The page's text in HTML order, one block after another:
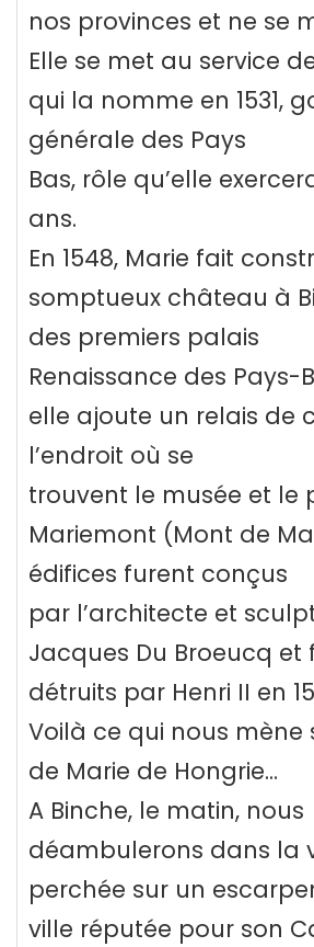
nos provinces et ne se
Elle se met au service
qui la nomme en 1531,
générale des Pays
Bas, rôle qu’elle
ans.
En 1548, Marie fait
somptueux château à
des premiers palais
Renaissance des Pays-
elle ajoute un relais de
l’endroit où se
trouvent le musée et le
Mariemont (Mont de
édifices furent conçus
par l’architecte et
Jacques Du Broeucq et
détruits par Henri II en
Voilà ce qui nous mène
de Marie de Hongrie...
A Binche, le matin, nous
déambulerons dans la
perchée sur un
ville réputée pour son